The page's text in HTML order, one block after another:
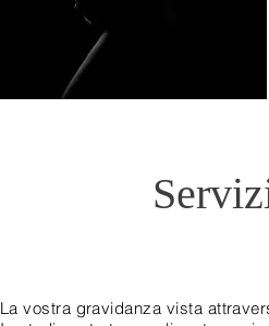
Lavostra gravidanza vista